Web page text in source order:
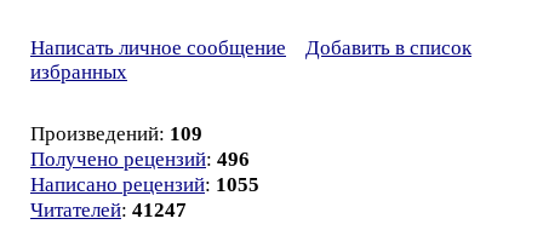
Написать личное сообщение
Добавить в список
избранных
Произведений: 109
Получено рецензий: 496
Написано рецензий: 1055
Читателей: 41247